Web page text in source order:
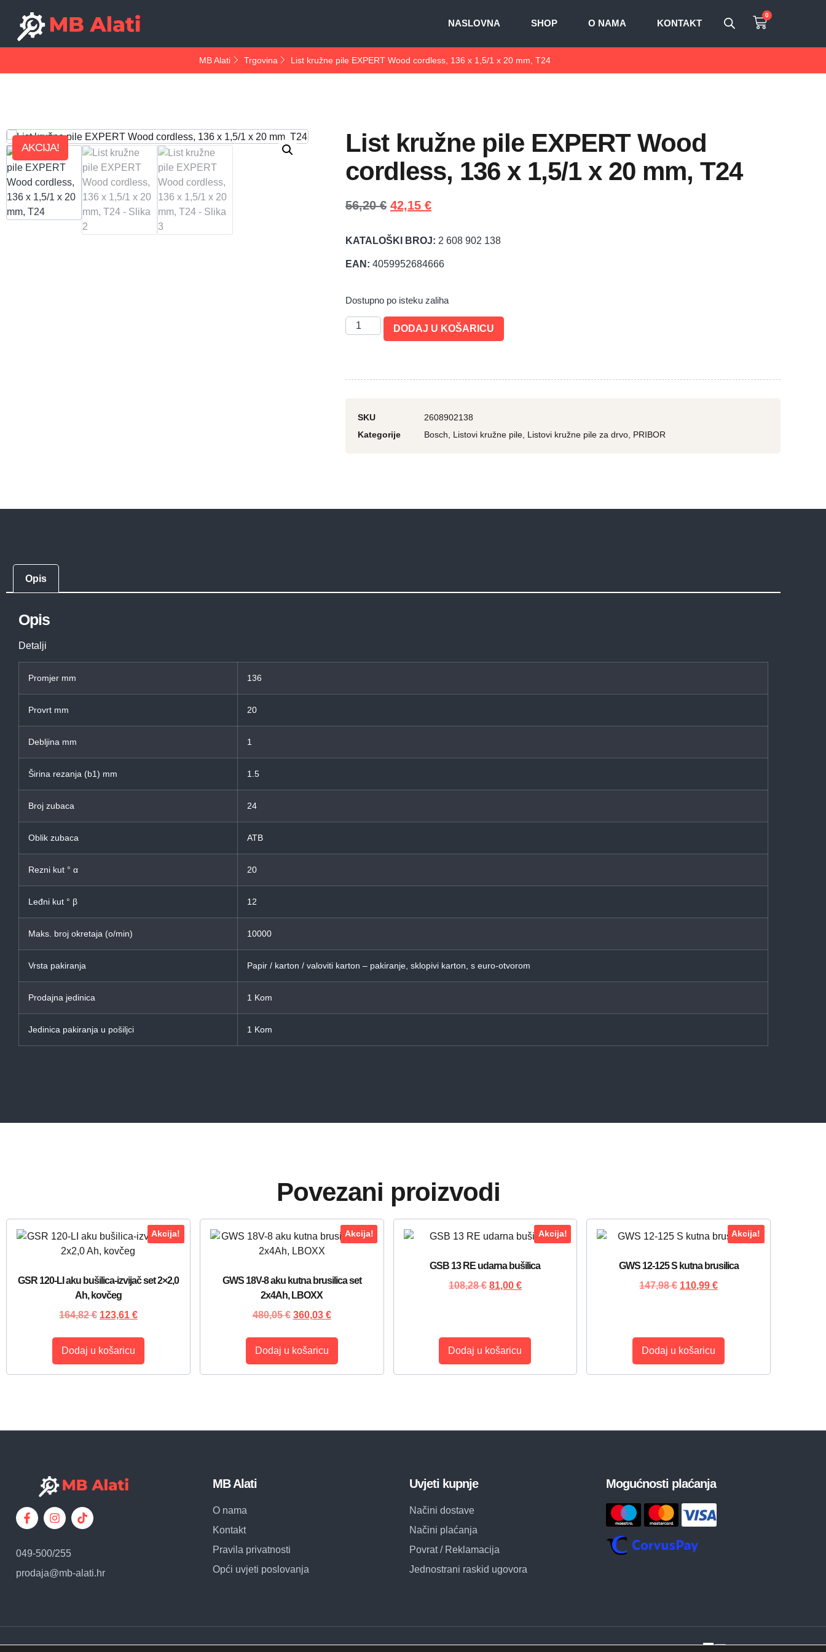
NASLOVNA SHOP O NAMA KONTAKT
0
MB Alati Trgovina List kružne pile EXPERT Wood cordless, 136 x 1,5/1 x 20 mm, T24
AKCIJA!
List kružne pile EXPERT Wood
cordless, 136 x 1,5/1 x 20 mm, T24
56,20€ 42,15 €
KATALOŠKI BROJ: 2 608 902 138
EAN: 4059952684666
Dostupno po isteku zaliha
DODAJ U KOŠARICU
SKU
2608902138
Kategorije
Bosch Listovi kružne pile Listovi kružne pile za drvo PRIBOR
Opis
Opis
Detalji
Promjer mm 136
Provrt mm 20
Debljina mm 1
Širina rezanja (b1) mm 1.5
Broj zubaca 24
Oblik zubaca ATB
Rezni kut ° α 20
Leđni kut ° β 12
Maks. broj okretaja (o/min) 10000
Vrsta pakiranja Papir / karton / valoviti karton – pakiranje, sklopivi karton, s euro-otvorom
Prodajna jedinica 1 Kom
Jedinica pakiranja u pošiljci 1 Kom
Povezani proizvodi
Akcija!
GSR 120-LI aku bušilica-izvijač set 2×2,0
Ah, kovčeg
164,82€ 123,61 €
Dodaj u košaricu
Akcija!
GWS 18V-8 aku kutna brusilica set
2x4Ah, LBOXX
480,05€ 360,03 €
Dodaj u košaricu
Akcija!
GSB 13 RE udarna bušilica
108,28€ 81,00 €
Dodaj u košaricu
Akcija!
GWS 12-125 S kutna brusilica
147,98€ 110,99€
Dodaj u košaricu
049-500/255
prodaja@mb-alati.hr
MB Alati
O nama
Kontakt
Pravila privatnosti
Opći uvjeti poslovanja
Uvjeti kupnje
Načini dostave
Načini plaćanja
Povrat / Reklamacija
Jednostrani raskid ugovora
Mogućnosti plaćanja